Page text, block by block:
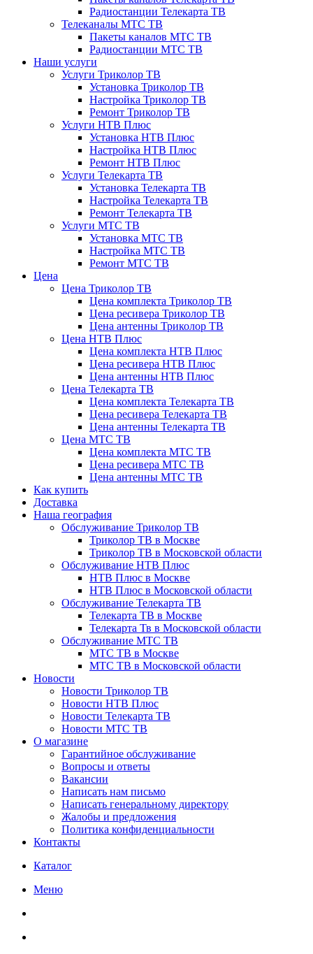
Радиостанции Телекарта ТВ
Телеканалы МТС ТВ
Пакеты каналов МТС ТВ
Радиостанции МТС ТВ
Наши услуги
Услуги Триколор ТВ
Установка Триколор ТВ
Настройка Триколор ТВ
Ремонт Триколор ТВ
Услуги НТВ Плюс
Установка НТВ Плюс
Настройка НТВ Плюс
Ремонт НТВ Плюс
Услуги Телекарта ТВ
Установка Телекарта ТВ
Настройка Телекарта ТВ
Ремонт Телекарта ТВ
Услуги МТС ТВ
Установка МТС ТВ
Настройка МТС ТВ
Ремонт МТС ТВ
Цена
Цена Триколор ТВ
Цена комплекта Триколор ТВ
Цена ресивера Триколор ТВ
Цена антенны Триколор ТВ
Цена НТВ Плюс
Цена комплекта НТВ Плюс
Цена ресивера НТВ Плюс
Цена антенны НТВ Плюс
Цена Телекарта ТВ
Цена комплекта Телекарта ТВ
Цена ресивера Телекарта ТВ
Цена антенны Телекарта ТВ
Цена МТС ТВ
Цена комплекта МТС ТВ
Цена ресивера МТС ТВ
Цена антенны МТС ТВ
Как купить
Доставка
Наша география
Обслуживание Триколор ТВ
Триколор ТВ в Москве
Триколор ТВ в Московской области
Обслуживание НТВ Плюс
НТВ Плюс в Москве
НТВ Плюс в Московской области
Обслуживание Телекарта ТВ
Телекарта ТВ в Москве
Телекарта Тв в Московской области
Обслуживание МТС ТВ
МТС ТВ в Москве
МТС ТВ в Московской области
Новости
Новости Триколор ТВ
Новости НТВ Плюс
Новости Телекарта ТВ
Новости МТС ТВ
О магазине
Гарантийное обслуживание
Вопросы и ответы
Вакансии
Написать нам письмо
Написать генеральному директору
Жалобы и предложения
Политика конфиденциальности
Контакты
Каталог
Меню